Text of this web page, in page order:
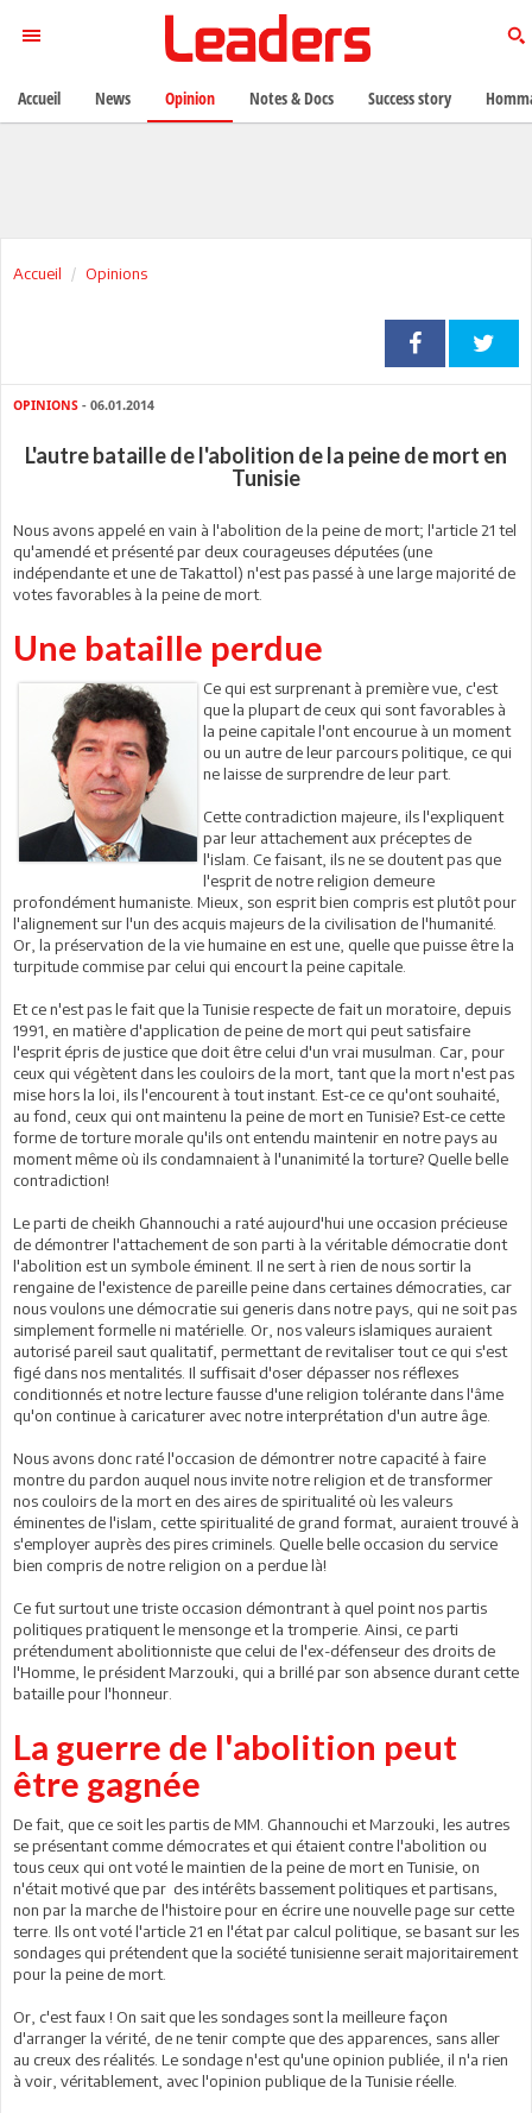
Accueil Opinions
OPINIONS - 06.01.2014
L'autre bataille de l'abolition de la peine de mort en
Tunisie
Nous avons appelé en vain à l'abolition de la peine de mort; l'article 21 tel
qu'amendé et présenté par deux courageuses députées (une
indépendante et une de Takattol) n'est pas passé à une large majorité de
votes favorables à la peine de mort.
Une bataille perdue
Ce qui est surprenant à première vue, c'est
que la plupart de ceux qui sont favorables à
la peine capitale l'ont encourue à un moment
ou un autre de leur parcours politique, ce qui
ne laisse de surprendre de leur part.
Cette contradiction majeure, ils l'expliquent
par leur attachement aux préceptes de
l'islam. Ce faisant, ils ne se doutent pas que
l'esprit de notre religion demeure
profondément humaniste. Mieux, son esprit bien compris est plutôt pour
l'alignement sur l'un des acquis majeurs de la civilisation de l'humanité.
Or, la préservation de la vie humaine en est une, quelle que puisse être la
turpitude commise par celui qui encourt la peine capitale.
Et ce n'est pas le fait que la Tunisie respecte de fait un moratoire, depuis
1991, en matière d'application de peine de mort qui peut satisfaire
l'esprit épris de justice que doit être celui d'un vrai musulman. Car, pour
ceux qui végètent dans les couloirs de la mort, tant que la mort n'est pas
mise hors la loi, ils l'encourent à tout instant. Est-ce ce qu'ont souhaité,
au fond, ceux qui ont maintenu la peine de mort en Tunisie? Est-ce cette
forme de torture morale qu'ils ont entendu maintenir en notre pays au
moment même où ils condamnaient à l'unanimité la torture? Quelle belle
contradiction!
Le parti de cheikh Ghannouchi a raté aujourd'hui une occasion précieuse
de démontrer l'attachement de son parti à la véritable démocratie dont
l'abolition est un symbole éminent. Il ne sert à rien de nous sortir la
rengaine de l'existence de pareille peine dans certaines démocraties, car
nous voulons une démocratie sui generis dans notre pays, qui ne soit pas
simplement formelle ni matérielle. Or, nos valeurs islamiques auraient
autorisé pareil saut qualitatif, permettant de revitaliser tout ce qui s'est
figé dans nos mentalités. Il suffisait d'oser dépasser nos réflexes
conditionnés et notre lecture fausse d'une religion tolérante dans l'âme
qu'on continue à caricaturer avec notre interprétation d'un autre âge.
Nous avons donc raté l'occasion de démontrer notre capacité à faire
montre du pardon auquel nous invite notre religion et de transformer
nos couloirs de la mort en des aires de spiritualité où les valeurs
éminentes de l'islam, cette spiritualité de grand format, auraient trouvé à
s'employer auprès des pires criminels. Quelle belle occasion du service
bien compris de notre religion on a perdue là!
Ce fut surtout une triste occasion démontrant à quel point nos partis
politiques pratiquent le mensonge et la tromperie. Ainsi, ce parti
prétendument abolitionniste que celui de l'ex-défenseur des droits de
l'Homme, le président Marzouki, qui a brillé par son absence durant cette
bataille pour l'honneur.
La guerre de l'abolition peut
être gagnée
De fait, que ce soit les partis de MM. Ghannouchi et Marzouki, les autres
se présentant comme démocrates et qui étaient contre l'abolition ou
tous ceux qui ont voté le maintien de la peine de mort en Tunisie, on
n'était motivé que par des intérêts bassement politiques et partisans,
non par la marche de l'histoire pour en écrire une nouvelle page sur cette
terre. Ils ont voté l'article 21 en l'état par calcul politique, se basant sur les
sondages qui prétendent que la société tunisienne serait majoritairement
pour la peine de mort.
Or, c'est faux ! On sait que les sondages sont la meilleure façon
d'arranger la vérité, de ne tenir compte que des apparences, sans aller
au creux des réalités. Le sondage n'est qu'une opinion publiée, il n'a rien
à voir, véritablement, avec l'opinion publique de la Tunisie réelle.
Accueil News Opinion Notes & Docs Success story